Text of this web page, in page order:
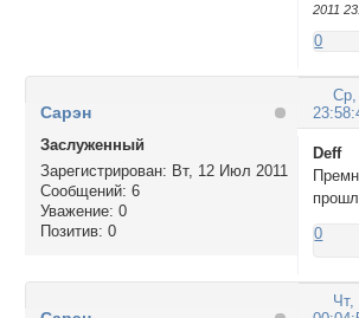
2011
0
Сарэн
Заслуженный
Зарегистрирован: Вт, 12 Июл 2011
Сообщений: 6
Уважение: 0
Позитив: 0
Deff
0